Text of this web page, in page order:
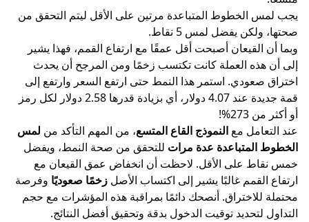
يجب لمس الخطوط المتباعدة مرتين على الأقل ليتم التحقق من
صحتها، ولكن يفضل لمس 5 نقاط.
وبما أن القيعان أصبحت أقل عمقًا مع ارتفاع القمم، فهذا يشير
إلى أن هذه العملة كانت تكتسب زخمًا ومن المرجح أن يحدث
اختراق صعودي. استمر هذا النمط حتى ارتفع السعر وارتفع إلى
قمة جديدة عند 4.07 دولار، أي بزيادة قدرها 2.58 دولار لكل رمز
أو أكثر من 273%!
عند التعامل مع النموذج القاع المتسع، من المهم التأكد من لمس
الخطوط المتباعدة عدة مرات للتحقق من صحة النمط، ويفضل
خمس نقاط على الأقل. لاحظت أن انخفاض عمق القيعان مع
ارتفاع القمم غالبًا يشير إلى اكتساب الأصل زخمًا صعوديًا وفرصة
محتملة للاختراق. أنصحك دائمًا بمراقبة هذه المؤشرات مع حجم
التداول لتحديد توقيت الدخول بدقة وتحقيق أفضل النتائج.